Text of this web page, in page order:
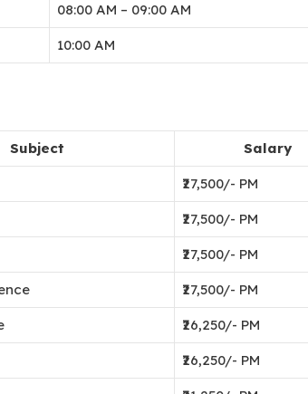
08:00 AM – 09:00 AM
10:00 AM
Subject Salary
₹27,500/- PM
₹27,500/- PM
₹27,500/- PM
₹27,500/- PM
₹26,250/- PM
₹26,250/- PM